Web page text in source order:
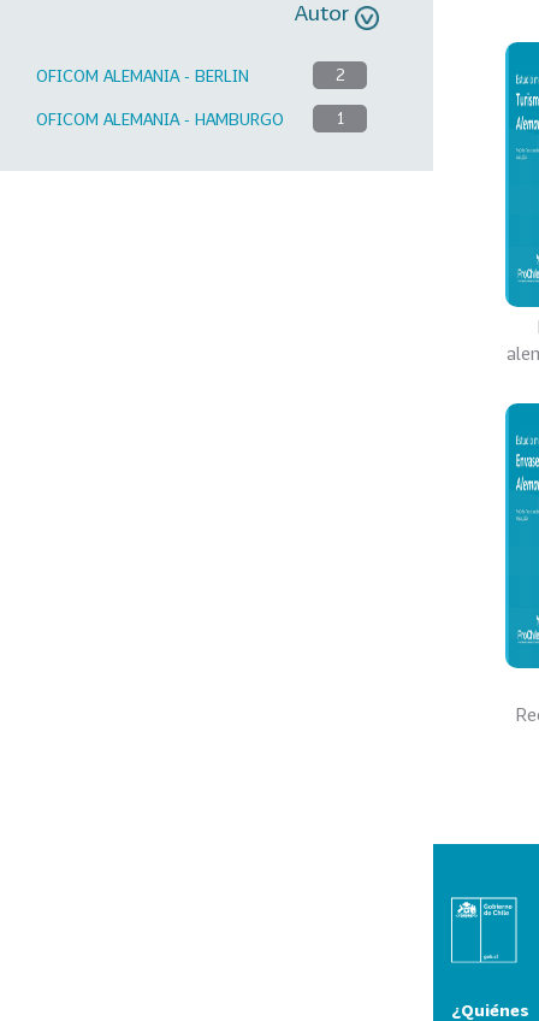
Autor
OFICOM ALEMANIA - BERLIN 2
OFICOM ALEMANIA - HAMBURGO 1
¿Quiénes